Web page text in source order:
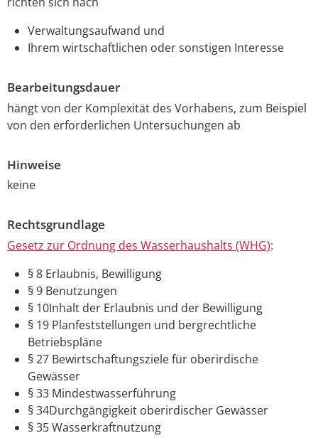
Verwaltungsaufwand und
Ihrem wirtschaftlichen oder sonstigen Interesse
Bearbeitungsdauer
hängt von der Komplexität des Vorhabens, zum Beispiel
von den erforderlichen Untersuchungen ab
Hinweise
keine
Rechtsgrundlage
Gesetz zur Ordnung des Wasserhaushalts (WHG):
§ 8 Erlaubnis, Bewilligung
§ 9 Benutzungen
§ 10Inhalt der Erlaubnis und der Bewilligung
§ 19 Planfeststellungen und bergrechtliche
Betriebspläne
§ 27 Bewirtschaftungsziele für oberirdische
Gewässer
§ 33 Mindestwasserführung
§ 34Durchgängigkeit oberirdischer Gewässer
§ 35 Wasserkraftnutzung